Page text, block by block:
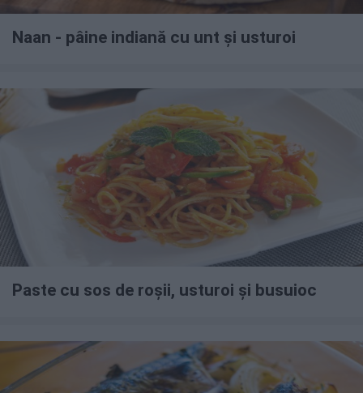
Naan - pâine indiană cu unt și usturoi
Paste cu sos de roșii, usturoi și busuioc